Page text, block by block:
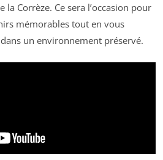
la Corrèze. Ce sera l’occasion pour
mémorables tout en vous
un environnement préservé.